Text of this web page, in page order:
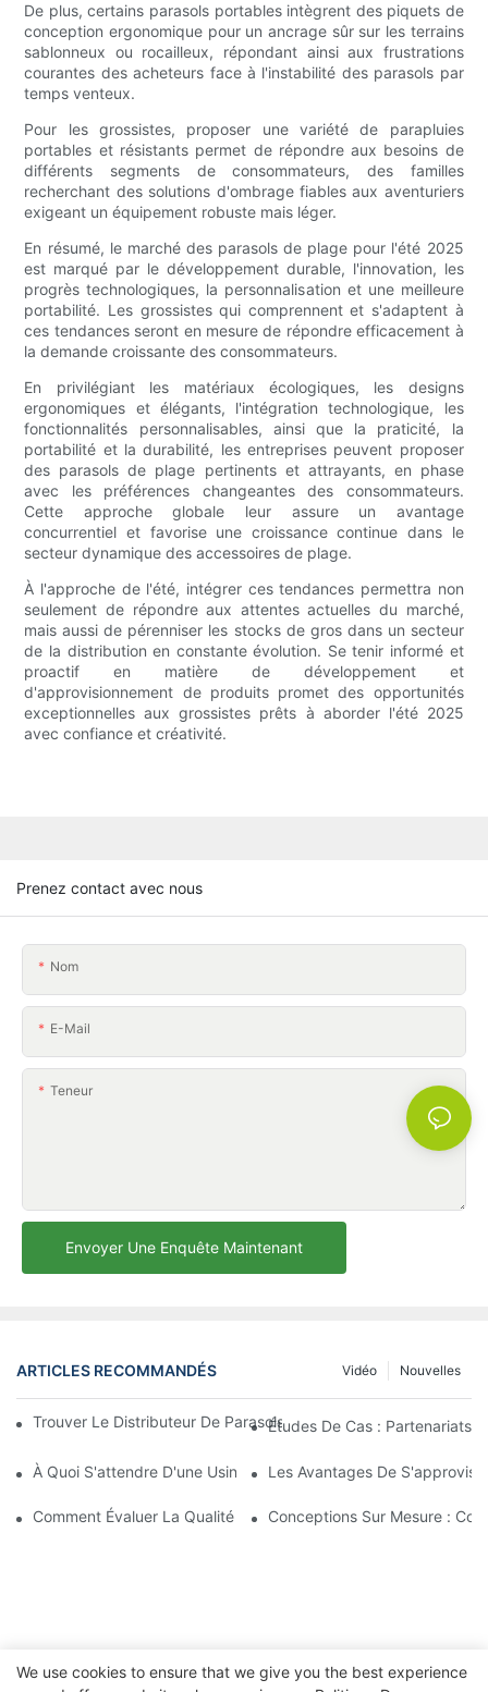
De plus, certains parasols portables intègrent des piquets de
conception ergonomique pour un ancrage sûr sur les terrains
sablonneux ou rocailleux, répondant ainsi aux frustrations
courantes des acheteurs face à l'instabilité des parasols par
temps venteux.
Pour les grossistes, proposer une variété de parapluies
portables et résistants permet de répondre aux besoins de
différents segments de consommateurs, des familles
recherchant des solutions d'ombrage fiables aux aventuriers
exigeant un équipement robuste mais léger.
En résumé, le marché des parasols de plage pour l'été 2025
est marqué par le développement durable, l'innovation, les
progrès technologiques, la personnalisation et une meilleure
portabilité. Les grossistes qui comprennent et s'adaptent à
ces tendances seront en mesure de répondre efficacement à
la demande croissante des consommateurs.
En privilégiant les matériaux écologiques, les designs
ergonomiques et élégants, l'intégration technologique, les
fonctionnalités personnalisables, ainsi que la praticité, la
portabilité et la durabilité, les entreprises peuvent proposer
des parasols de plage pertinents et attrayants, en phase
avec les préférences changeantes des consommateurs.
Cette approche globale leur assure un avantage
concurrentiel et favorise une croissance continue dans le
secteur dynamique des accessoires de plage.
À l'approche de l'été, intégrer ces tendances permettra non
seulement de répondre aux attentes actuelles du marché,
mais aussi de pérenniser les stocks de gros dans un secteur
de la distribution en constante évolution. Se tenir informé et
proactif en matière de développement et
d'approvisionnement de produits promet des opportunités
exceptionnelles aux grossistes prêts à aborder l'été 2025
avec confiance et créativité.
Prenez contact avec nous
Nom
E-Mail
Teneur
Envoyer Une Enquête Maintenant
ARTICLES RECOMMANDÉS Nouvelles
Vidéo
Trouver Le Distributeur De Parasols De Plage Idéal Pour Votre
Études De Cas : Partenariats
À Quoi S'attendre D'une Usine De Chaises Longues D'extérieur
Les Avantages De
Comment Évaluer La Qualité D'une Usine De Chaises Longues
Conceptions Sur Mesure :
We use cookies to ensure that we give you the best experience